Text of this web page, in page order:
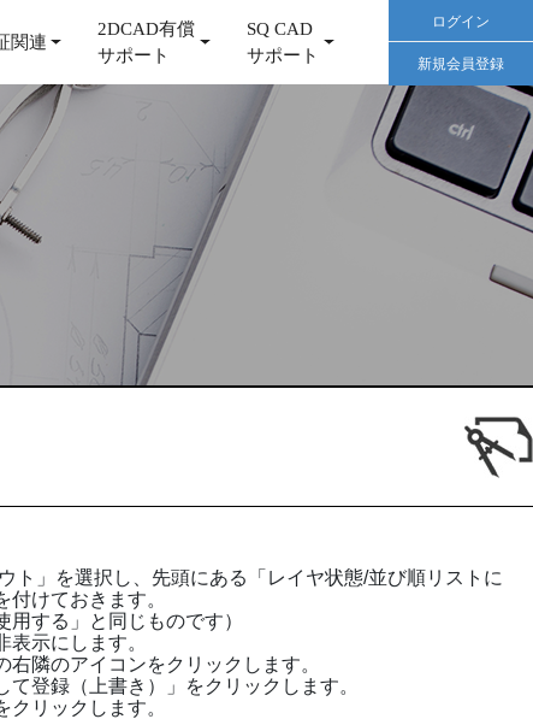
関連
2DCAD有償
サポート
SQ CAD
サポート
ログイン
新規会員登録
ト」を選択し、先頭にある「レイヤ状態/並び順リストに
けておきます。
用する」と同じものです）
表示にします。
右隣のアイコンをクリックします。
登録（上書き）」をクリックします。
リックします。